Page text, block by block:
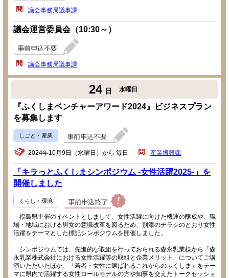
議会事務局議事課
議会運営委員会（10:30～）
議会事務局議事課
24 日 水曜日
『ふくしまベンチャーアワード2024』ビジネスプラン
を募集します
しごと・産業
2024年10月9日（水曜日）から 毎日 産業振興課
「キラっとふくしまシンポジウム -女性活躍2025-」を
開催しました
くらし・環境
福島県主催のイベントとしまして、女性活躍に向けた機運の醸成や、職
場・地域における男女の意識改革を図るため、別添のチラシのとおり女性
活躍をテーマとした標記シンポジウムを開催しました。
シンポジウムでは、先進的な取組を行っておられる森永乳業様から「森
永乳業株式会社における女性活躍等の取組と企業メリット」についてご講
演いただいたほか、「若者・女性に選ばれるこれからのふくしま」をテー
マに県内で活躍する女性ロールモデルの方や知事を交えたトークセッショ